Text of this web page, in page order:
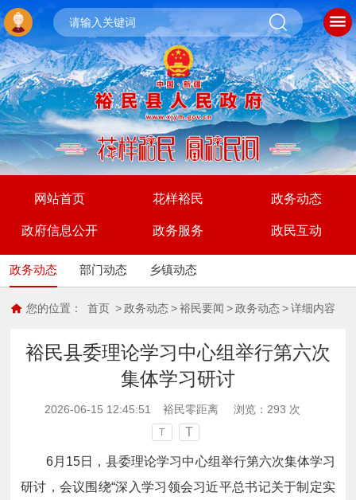
网站首页 花样裕民 政务动态
政府信息公开 政务服务 政民互动
政务动态 部门动态 乡镇动态
您的位置： 首页 > 政务动态 > 裕民要闻 > 政务动态 > 详细内容
裕民县委理论学习中心组举行第六次
集体学习研讨
2026-06-15 12:45:51 裕民零距离 浏览： 293 次
T T
6月15日，县委理论学习中心组举行第六次集体学习
研讨，会议围绕“深入学习领会习近平总书记关于制定实